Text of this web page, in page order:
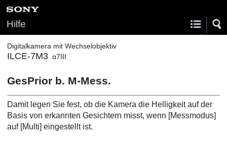
Hilfe
Digitalkamera mit Wechselobjektiv
ILCE-7M3 α7III
GesPrior b. M-Mess.
Damit legen Sie fest, ob die Kamera die Helligkeit auf der
Basis von erkannten Gesichtern misst, wenn [Messmodus]
auf [Multi] eingestellt ist.